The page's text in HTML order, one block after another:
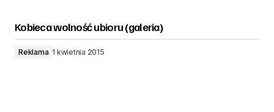
Kobieca wolność ubioru (galeria)
Reklama 1 kwietnia 2015